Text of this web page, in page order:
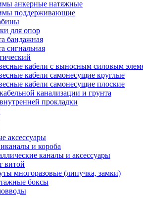
анкерные натяжные
поддерживающие
для опор
бандажная
сигнальная
кабели с выносным силовым
кабели самонесущие круглые
кабели самонесущие плоские
канализации и грунта
прокладки
аксессуары
и короба
каналы и аксессуары
витой
многоразовые (липучка, замки)
боксы